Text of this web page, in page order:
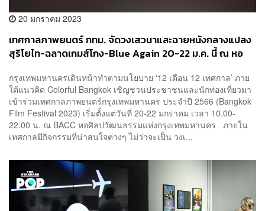
20 มกราคม 2023
เทศกาลภาพยนตร์ กทม. จัดวงเสวนาและฉายหนังกลางแปลง
สุริโยไท-ฉลาดเกมส์โกง-Blue Again 20-22 ม.ค. นี้ ณ หอ
กรุงเทพมหานครเดินหน้าทำตามนโยบาย ‘12 เดือน 12 เทศกาล’ ภาย
ใต้แนวคิด Colorful Bangkok เชิญชวนประชาชนและนักท่องเที่ยวมา
เข้าร่วมเทศกาลภาพยนตร์กรุงเทพมหานคร ประจำปี 2566 (Bangkok
Film Festival 2023) เริ่มตั้งแต่วันที่ 20-22 มกราคม เวลา 10.00-
22.00 น. ณ BACC หอศิลปวัฒนธรรมแห่งกรุงเทพมหานคร ภายใน
เทศกาลมีกิจกรรมที่น่าสนใจต่างๆ ไม่ว่าจะเป็น วงเ...